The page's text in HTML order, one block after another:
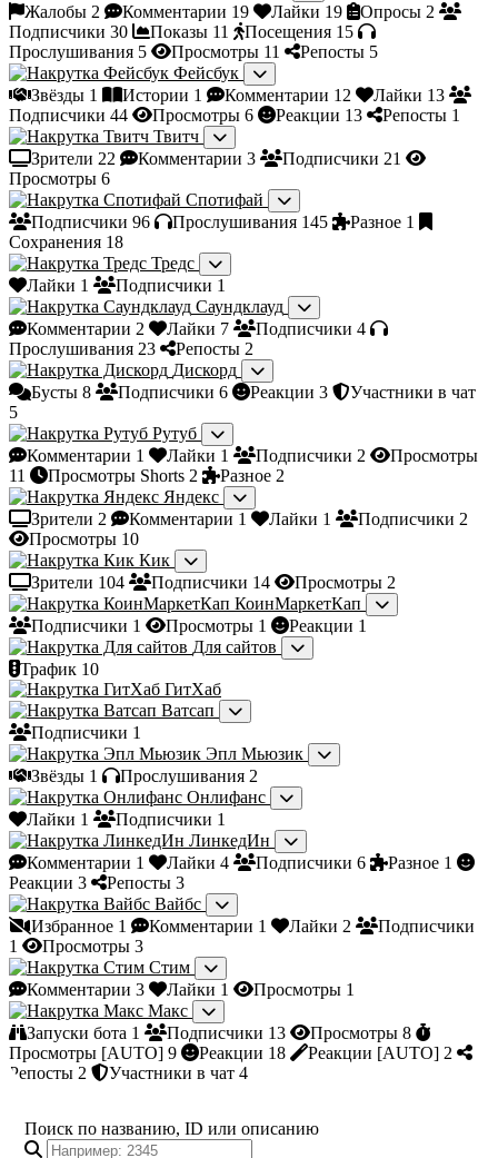
Жалобы 2 Комментарии 19 Лайки 19 Опросы 2
Подписчики 30 Показы 11 Посещения 15
Прослушивания 5 Просмотры 11 Репосты 5
Фейсбук
Звёзды 1 Истории 1 Комментарии 12 Лайки 13
Подписчики 44 Просмотры 6 Реакции 13 Репосты 1
Твитч
Зрители 22 Комментарии 3 Подписчики 21
Просмотры 6
Спотифай
Подписчики 96 Прослушивания 145 Разное 1
Сохранения 18
Тредс
Лайки 1 Подписчики 1
Саундклауд
Комментарии 2 Лайки 7 Подписчики 4
Прослушивания 23 Репосты 2
Дискорд
Бусты 8 Подписчики 6 Реакции 3
Участники в чат
5
Рутуб
Комментарии 1 Лайки 1 Подписчики 2
Просмотры
11
Просмотры Shorts 2 Разное 2
Яндекс
Зрители 2 Комментарии 1 Лайки 1 Подписчики 2
Просмотры 10
Кик
Зрители 104 Подписчики 14 Просмотры 2
КоинМаркетКап
Подписчики 1 Просмотры 1 Реакции 1
Для сайтов
Трафик 10
ГитХаб
Ватсап
Подписчики 1
Эпл Мьюзик
Звёзды 1 Прослушивания 2
Онлифанс
Лайки 1 Подписчики 1
ЛинкедИн
Комментарии 1 Лайки 4 Подписчики 6 Разное 1
Реакции 3 Репосты 3
Вайбс
Избранное 1 Комментарии 1 Лайки 2
Подписчики
1
Просмотры 3
Стим
Комментарии 3 Лайки 1 Просмотры 1
Макс
Запуски бота 1 Подписчики 13 Просмотры 8
Просмотры [AUTO] 9 Реакции 18 Реакции [AUTO] 2
Репосты 2 Участники в чат 4
Поиск по названию, ID или описанию